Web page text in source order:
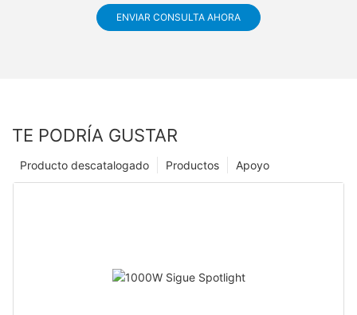
ENVIAR CONSULTA AHORA
TE PODRÍA GUSTAR
Apoyo
Productos
Producto descatalogado